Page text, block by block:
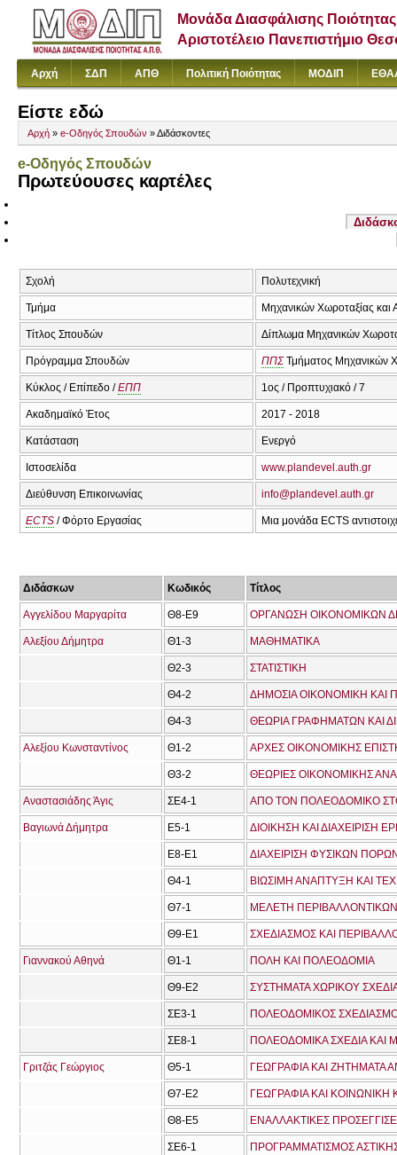
Μονάδα Διασφάλισης Ποιότητας
Αριστοτέλειο Πανεπιστήμιο
Αρχή ΣΔΠ ΑΠΘ Πολιτική Ποιότητας ΜΟΔΙΠ
Είστε εδώ
Αρχή » e-Οδηγός Σπουδών » Διδάσκοντες
e-Οδηγός Σπουδών
Πρωτεύουσες καρτέλες
Σχολή Πολυτεχνική
Τμήμα Μηχανικών Χωροταξίας και
Τίτλος Σπουδών Δίπλωμα Μηχανικών
Πρόγραμμα Σπουδών ΠΠΣΤμήματος Μηχανικών
Κύκλος / Επίπεδο /ΕΠΠ 1ος / Προπτυχιακό / 7
Ακαδημαϊκό Έτος 2017 - 2018
Κατάσταση Ενεργό
Ιστοσελίδα www.plandevel.auth.gr
Διεύθυνση Επικοινωνίας info@plandevel.auth.gr
ECTS / Φόρτο Εργασίας Μια μονάδα ECTS
Διδάσκων Κωδικός Τίτλος
Αγγελίδου Μαργαρίτα Θ8-Ε9 ΟΡΓΑΝΩΣΗ ΟΙΚΟΝΟΜΙΚΩΝ
Αλεξίου Δήμητρα Θ1-3 ΜΑΘΗΜΑΤΙΚΑ
Θ2-3 ΣΤΑΤΙΣΤΙΚΗ
Θ4-2 ΔΗΜΟΣΙΑ ΟΙΚΟΝΟΜΙΚΗ ΚΑΙ
Θ4-3 ΘΕΩΡΙΑ ΓΡΑΦΗΜΑΤΩΝ ΚΑΙ
Αλεξίου Κωνσταντίνος Θ1-2 ΑΡΧΕΣ ΟΙΚΟΝΟΜΙΚΗΣ
Θ3-2 ΘΕΩΡΙΕΣ ΟΙΚΟΝΟΜΙΚΗΣ
Αναστασιάδης Άγις ΣΕ4-1 ΑΠΟ ΤΟΝ ΠΟΛΕΟΔΟΜΙΚΟ
Βαγιωνά Δήμητρα Ε5-1 ΔΙΟΙΚΗΣΗ ΚΑΙ ΔΙΑΧΕΙΡΙΣΗ
Ε8-Ε1 ΔΙΑΧΕΙΡΙΣΗ ΦΥΣΙΚΩΝ
Θ4-1 ΒΙΩΣΙΜΗ ΑΝΑΠΤΥΞΗ ΚΑΙ
Θ7-1 ΜΕΛΕΤΗ
Θ9-Ε1 ΣΧΕΔΙΑΣΜΟΣ ΚΑΙ
Γιαννακού Αθηνά Θ1-1 ΠΟΛΗ ΚΑΙ ΠΟΛΕΟΔΟΜΙΑ
Θ9-Ε2 ΣΥΣΤΗΜΑΤΑ ΧΩΡΙΚΟΥ
ΣΕ3-1 ΠΟΛΕΟΔΟΜΙΚΟΣ
ΣΕ8-1 ΠΟΛΕΟΔΟΜΙΚΑ ΣΧΕΔΙΑ ΚΑΙ
Γριτζάς Γεώργιος Θ5-1 ΓΕΩΓΡΑΦΙΑ ΚΑΙ ΖΗΤΗΜΑΤΑ
Θ7-Ε2 ΓΕΩΓΡΑΦΙΑ ΚΑΙ
Θ8-Ε5 ΕΝΑΛΛΑΚΤΙΚΕΣ
ΣΕ6-1 ΠΡΟΓΡΑΜΜΑΤΙΣΜΟΣ